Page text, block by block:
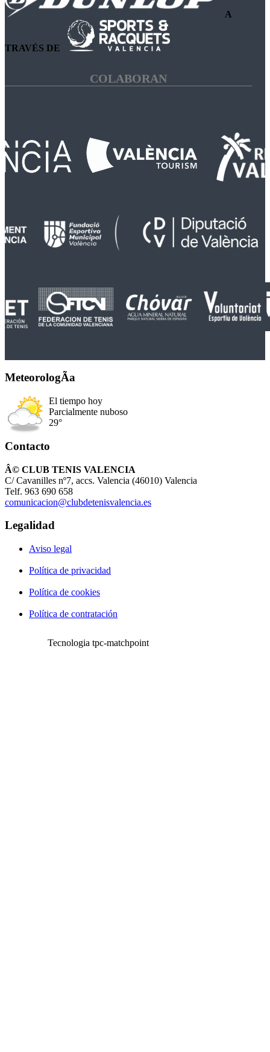
A
TRAVÉS DE
COLABORAN
MeteorologÃ­a
El tiempo hoy
Parcialmente nuboso
29°
Contacto
Â© CLUB TENIS VALENCIA
C/ Cavanilles nº7, accs. Valencia (46010) Valencia
Telf. 963 690 658
comunicacion@clubdetenisvalencia.es
Legalidad
Aviso legal
Política de privacidad
Política de cookies
Política de contratación
Tecnologia tpc-matchpoint